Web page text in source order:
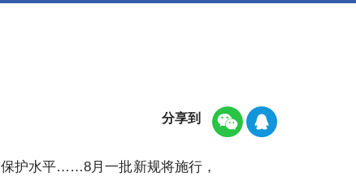
分享到
护水平……8月一批新规将施行，